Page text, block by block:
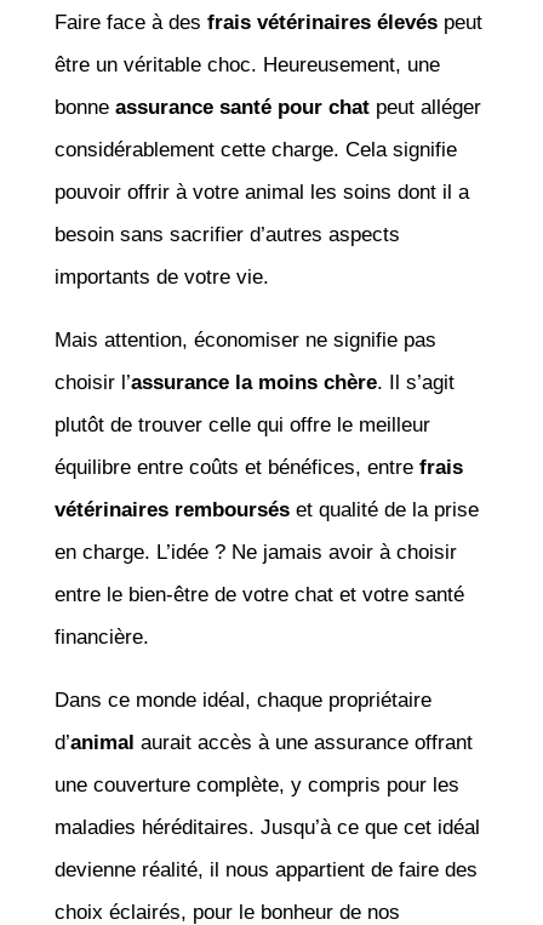
Faire face à des frais vétérinaires élevéspeut
être un véritable choc. Heureusement, une
bonne assurance santé pour chatpeut alléger
considérablement cette charge. Cela signifie
pouvoir offrir à votre animal les soins dont il a
besoin sans sacrifier d’autres aspects
importants de votre vie.
Mais attention, économiser ne signifie pas
choisir l’assurance la moins chère. Il s’agit
plutôt de trouver celle qui offre le meilleur
équilibre entre coûts et bénéfices, entre frais
vétérinaires rembourséset qualité de la prise
en charge. L’idée ? Ne jamais avoir à choisir
entre le bien-être de votre chat et votre santé
financière.
Dans ce monde idéal, chaque propriétaire
d’animal aurait accès à une assurance offrant
une couverture complète, y compris pour les
maladies héréditaires. Jusqu’à ce que cet idéal
devienne réalité, il nous appartient de faire des
choix éclairés, pour le bonheur de nos